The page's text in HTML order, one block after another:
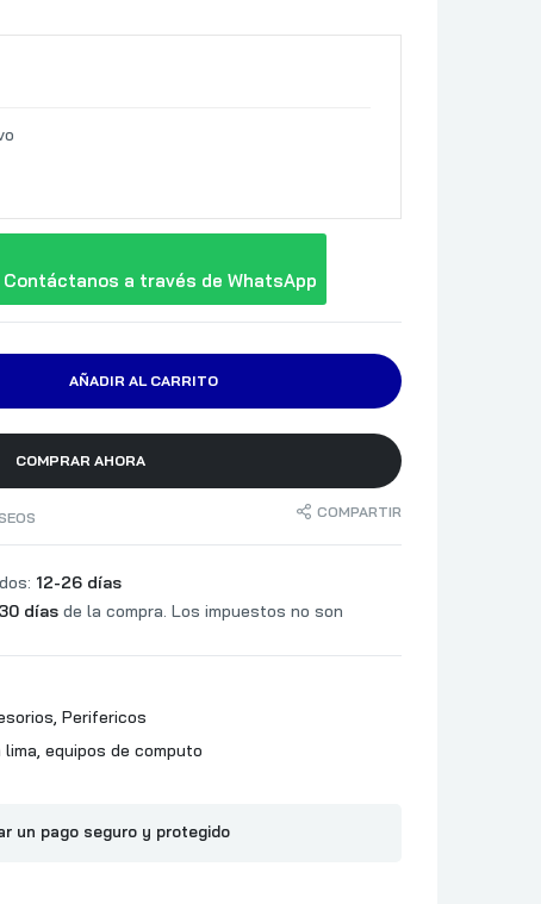
a través de WhatsApp
AÑADIR AL CARRITO
COMPRAR AHORA
COMPARTIR
12-26 días
30 días de la compra. Los impuestos no son
, Perifericos
lima, equipos de computo
un pago seguro y protegido